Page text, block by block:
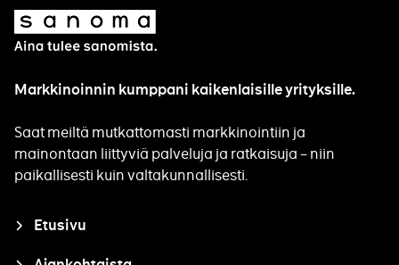
Sanoma
Markkinoinnin kumppani kaikenlaisille yrityksille.
Saat meiltä mutkattomasti markkinointiin ja
mainontaan liittyviä palveluja ja ratkaisuja – niin
paikallisesti kuin valtakunnallisesti.
Closure
Etusivu